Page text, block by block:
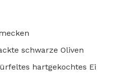
schwarze Oliven
hartgekochtes Ei